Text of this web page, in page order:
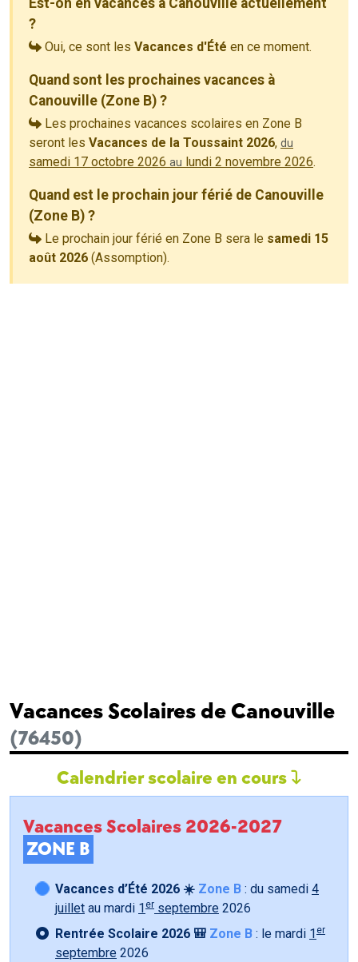
Est-on en vacances à Canouville actuellement
?
Oui, ce sont les Vacances d'Été en ce moment.
Quand sont les prochaines vacances à
Canouville (Zone B) ?
Les prochaines vacances scolaires en Zone B
seront les Vacances de la Toussaint 2026, du
samedi 17 octobre 2026 au lundi 2 novembre 2026.
Quand est le prochain jour férié de Canouville
(Zone B) ?
Le prochain jour férié en Zone B sera le samedi 15
août 2026 (Assomption).
Vacances Scolaires de Canouville
(76450)
Calendrier scolaire en cours
Vacances Scolaires 2026-2027
ZONE B
Vacances d’Été 2026 ☀️ Zone B : du samedi 4
juillet au mardi 1 er septembre 2026
Rentrée Scolaire 2026 🎒 Zone B : le mardi 1 er
septembre 2026